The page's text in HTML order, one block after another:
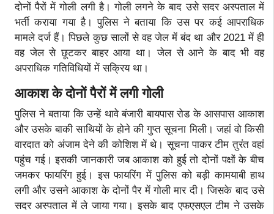
दोनों पैरों में गोली लगी है। गोली लगने के बाद उसे सदर अस्पताल में
भर्ती कराया गया है। पुलिस ने बताया कि उस पर कई आपराधिक
मामले दर्ज हैं। पिछले कुछ सालों से वह जेल में बंद था और 2021 में ही
वह जेल से छूटकर बाहर आया था। जेल से आने के बाद भी वह
अपराधिक गतिविधियों में सक्रिय था।
आकाश के दोनों पैरों में लगी गोली
पुलिस ने बताया कि उन्हें थावे बंजारी बायपास रोड के आसपास आकाश
और उसके बाकी साथियों के होने की गुप्त सूचना मिली। जहां वो किसी
वारदात को अंजाम देने की कोशिश में थे। सूचना पाकर टीम तुरंत वहां
पहुंच गई। इसकी जानकारी जब आकाश को हुई तो दोनों पक्षों के बीच
जमकर फायरिंग हुई। इस फायरिंग में पुलिस को बड़ी कामयाबी हाथ
लगी और उसने आकाश के दोनों पैर में गोली मार दी। जिसके बाद उसे
सदर अस्पताल में ले जाया गया। इसके बाद एफएसएल टीम ने उसके